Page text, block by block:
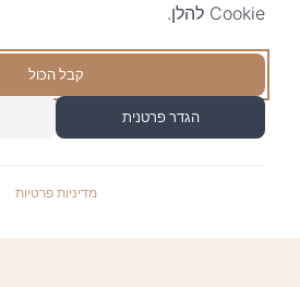
Cookie להלן.
קבל הכול
הגדר פרטנית
מדיניות פרטיות